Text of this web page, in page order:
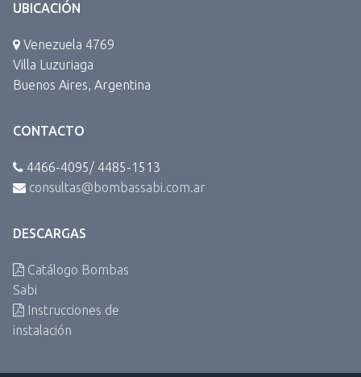
UBICACIÓN
Venezuela 4769
Villa Luzuriaga
Buenos Aires, Argentina
CONTACTO
4466-4095/ 4485-1513
consultas@bombassabi.com.ar
DESCARGAS
Catálogo Bombas
Sabi
Instrucciones de
instalación